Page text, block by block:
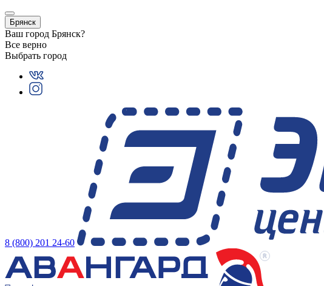
Брянск
Ваш город Брянск?
Все верно
Выбрать город
8 (800) 201 24-60